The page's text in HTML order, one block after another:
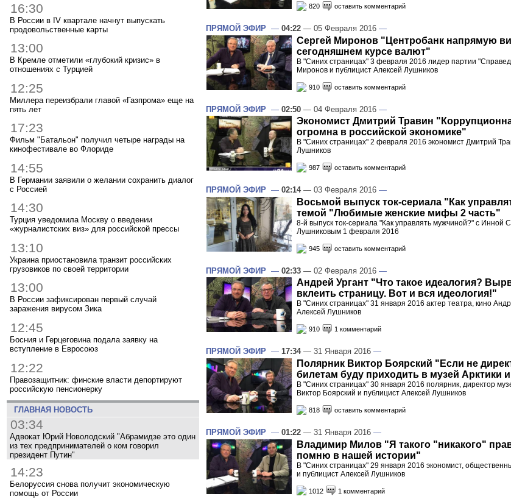
16:30
В России в IV квартале начнут выпускать
продовольственные карты
13:00
В Кремле отметили «глубокий кризис» в
отношениях с Турцией
12:25
Миллера переизбрали главой «Газпрома» еще на
пять лет
17:23
Фильм "Батальон" получил четыре награды на
кинофестивале во Флориде
14:55
В Германии заявили о желании сохранить диалог
с Россией
14:30
Турция уведомила Москву о введении
«журналистских виз» для российской прессы
13:10
Украина приостановила транзит российских
грузовиков по своей территории
13:00
В России зафиксирован первый случай
заражения вирусом Зика
12:45
Босния и Герцеговина подала заявку на
вступление в Евросоюз
12:22
Правозащитник: финские власти депортируют
российскую пенсионерку
ГЛАВНАЯ НОВОСТЬ
03:34
Адвокат Юрий Новолодский "Абрамидзе это один
из тех предпринимателей о ком говорил
президент Путин"
14:23
Белоруссия снова получит экономическую
помощь от России
820 оставить комментарий
ПРЯМОЙ ЭФИР — 04:22 — 05 Февраля 2016 —
Сергей Миронов "Центробанк напрямую
сегодняшнем курсе валют"
В "Синих страницах" 3 февраля 2016 лидер партии
Миронов и публицист Алексей Лушников
910 оставить комментарий
ПРЯМОЙ ЭФИР — 02:50 — 04 Февраля 2016 —
Экономист Дмитрий Травин
огромна в российской экономике"
В "Синих страницах" 2 февраля 2016 экономист Дмитрий
Лушников
987 оставить комментарий
ПРЯМОЙ ЭФИР — 02:14— 03 Февраля 2016 —
Восьмой выпуск ток-сериала "Как
темой "Любимые женские мифы 2 часть"
8-й выпуск ток-сериала "Как управлять мужчиной?" с Инной
Лушниковым 1 февраля 2016
945 оставить комментарий
ПРЯМОЙ ЭФИР — 02:33 — 02 Февраля 2016 —
Андрей Ургант "Что такое идеалогия?
вклеить страницу. Вот и вся идеология!"
В "Синих страницах" 31 января 2016 актер театра, кино
Алексей Лушников
910 1 комментарий
ПРЯМОЙ ЭФИР — 17:34— 31 Января 2016 —
Полярник Виктор Боярский "Если не
билетам буду приходить в музей Арктики
В "Синих страницах" 30 января 2016 полярник, директор
Виктор Боярский и публицист Алексей Лушников
818 оставить комментарий
ПРЯМОЙ ЭФИР — 01:22 — 31 Января 2016 —
Владимир Милов "Я такого "никакого"
помню в нашей истории"
В "Синих страницах" 29 января 2016 экономист,
и публицист Алексей Лушников
1012 1 комментарий